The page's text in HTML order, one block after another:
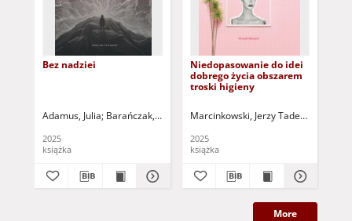
Bez nadziei
Adamus, Julia Barańczak, Maciej Bartkowiak, Aleksandra Bełza,
2025
książka
Niedopasowanie do idei
dobrego życia obszarem
troski higieny
Marcinkowski, Jerzy Tadeusz (1948-
2025
książka
More